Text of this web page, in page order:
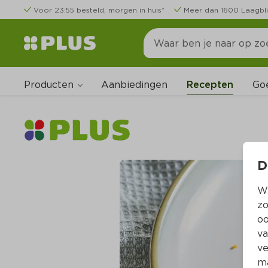
Voor 23:55 besteld, morgen in huis* Meer dan 1600
Producten Aanbiedingen Recepten